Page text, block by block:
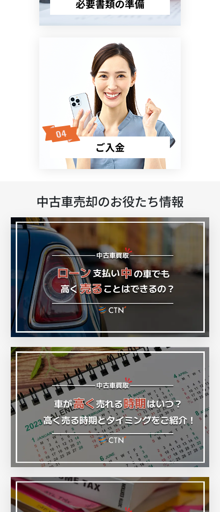
必要書類の準備
ご入金
中古車売却のお役たち情報